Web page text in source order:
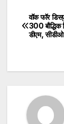
at
s
p
k
Post
वॉक फॉर
300 बौद्धिक
डीएम, सीडीओ